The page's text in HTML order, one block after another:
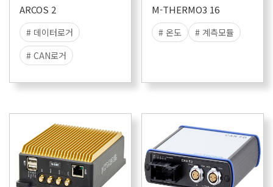
ARCOS 2
# 데이터로거
# CAN로거
# 데이터저장
# CAN
# CAN FD
# LIN
# FlexRay
# ETH
M-THERMO3 16
# 온도 # 계측모듈